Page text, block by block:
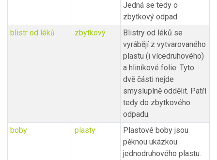
Jedná se tedy o
zbytkový odpad.
blistr od léků
zbytkový
Blistry od léků se
vyrábějí z vytvarovaného
plastu (i vícedruhového)
a hliníkové folie. Tyto
dvě části nejde
smysluplně oddělit. Patří
tedy do zbytkového
odpadu.
boby
plasty
Plastové boby jsou
pěknou ukázkou
jednodruhového plastu.